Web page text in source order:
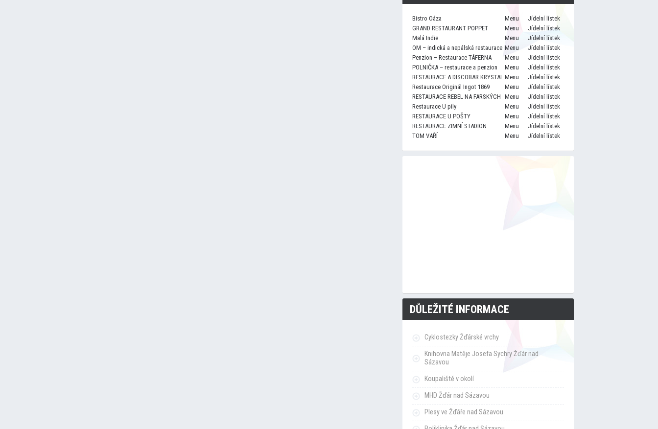
Bistro Oáza Menu
Jídelní lístek
GRAND RESTAURANT POPPET
Menu
Jídelní lístek
Malá Indie
Menu
Jídelní lístek
OM – indická a nepálská restaurace Menu
Jídelní lístek
Penzion – Restaurace TÁFERNA
Menu
Jídelní lístek
POLNIČKA – restaurace a penzion
Menu
Jídelní lístek
RESTAURACE A DISCOBAR KRYSTAL Menu
Jídelní lístek
Restaurace Originál Ingot 1869
Menu
Jídelní lístek
RESTAURACE REBEL NA FARSKÝCH Menu
Jídelní lístek
Restaurace U pily
Menu
Jídelní lístek
RESTAURACE U POŠTY
Menu
Jídelní lístek
RESTAURACE ZIMNÍ STADION
Menu
Jídelní lístek
TOM VAŘÍ
Menu Jídelní lístek
DŮLEŽITÉ INFORMACE
Cyklostezky Žďárské vrchy
Knihovna Matěje Josefa Sychry Žďár nad
Sázavou
Koupaliště v okolí
MHD Žďár nad Sázavou
Plesy ve Žďáře nad Sázavou